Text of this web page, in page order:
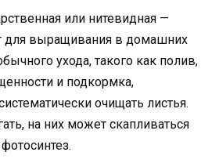
или нитевидная —
для выращивания в домашних
ухода, такого как полив,
и подкормка,
очищать листья.
на них может скапливаться